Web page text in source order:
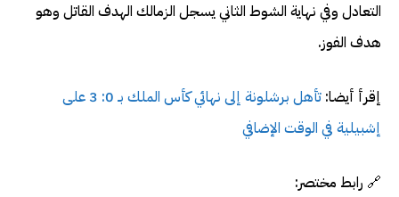
التعادل وفي نهاية الشوط الثاني يسجل الزمالك الهدف القاتل وهو
هدف الفوز.
إقرأ أيضا:
تأهل برشلونة إلى نهائي كأس الملك بـ 0: 3 على
إشبيلية في الوقت الإضافي
🔗 رابط مختصر: